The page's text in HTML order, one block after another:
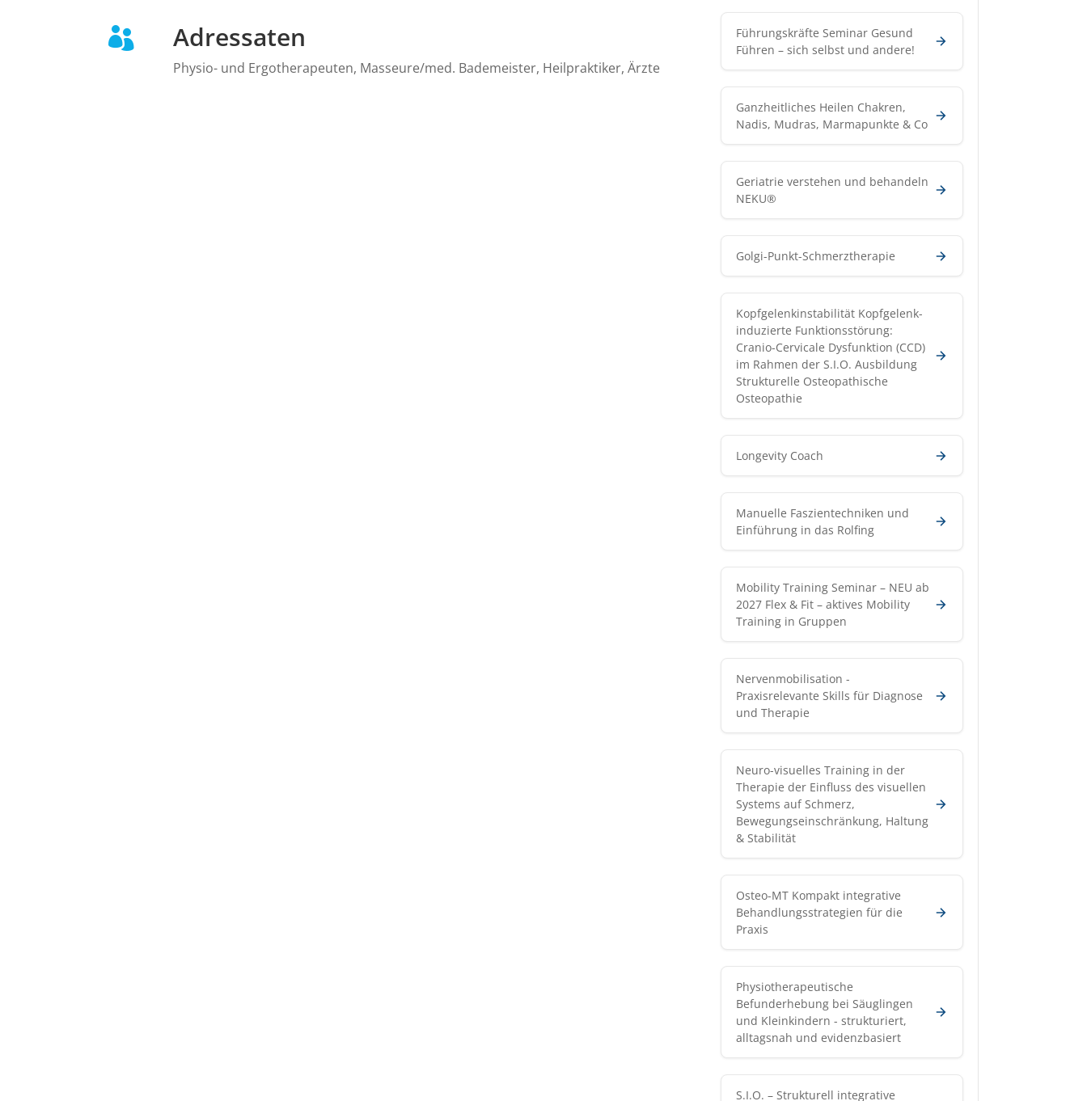
 Adressaten
Physio- und Ergotherapeuten, Masseure/med. Bademeister, Heilpraktiker, Ärzte
Führungskräfte Seminar Gesund
Führen – sich selbst und andere!
Ganzheitliches Heilen Chakren,
Nadis, Mudras, Marmapunkte & Co
Geriatrie verstehen und behandeln
NEKU®
Golgi-Punkt-Schmerztherapie
Kopfgelenkinstabilität Kopfgelenk-
induzierte Funktionsstörung:
Cranio-Cervicale Dysfunktion (CCD)
im Rahmen der S.I.O. Ausbildung
Strukturelle Osteopathische
Osteopathie
Longevity Coach
Manuelle Faszientechniken und
Einführung in das Rolfing
Mobility Training Seminar – NEU ab
2027 Flex & Fit – aktives Mobility
Training in Gruppen
Nervenmobilisation -
Praxisrelevante Skills für Diagnose
und Therapie
Neuro-visuelles Training in der
Therapie der Einfluss des visuellen
Systems auf Schmerz,
Bewegungseinschränkung, Haltung
& Stabilität
Osteo-MT Kompakt integrative
Behandlungsstrategien für die
Praxis
Physiotherapeutische
Befunderhebung bei Säuglingen
und Kleinkindern - strukturiert,
alltagsnah und evidenzbasiert
S.I.O. – Strukturell integrative